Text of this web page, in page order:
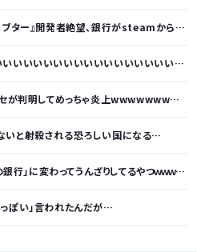
steamからの入金を拒否→金が入ってなくても売上金額分の納税義務あり
いいいいいいいいいいいいいいい！！！！」
っちゃ炎上wwwwwwwwwwwwwwwwwwwwwwwwwww
いと射殺される恐ろしい国になる…
行」に変わってうんざりしてるやつｗｗｗｗｗ
ぽい」言われたんだが…